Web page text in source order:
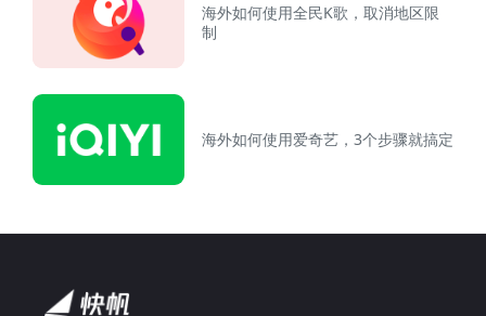
海外如何使用全民K歌，取消地区限
制
海外如何使用爱奇艺，3个步骤就搞定